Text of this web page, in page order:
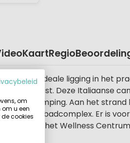
KaartRegio
heeft een ideale ligging in het
kust. Deze Italiaanse
deze camping. Aan het
zwembadcomplex. Er is
in het Wellness
om
om u een
cookies